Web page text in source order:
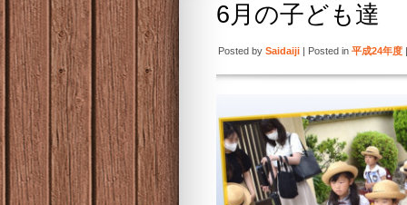
6月の子ども達
Posted by Saidaiji | Posted in 平成24年度